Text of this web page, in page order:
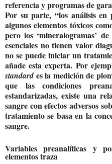
referencia y programas de
Por su parte, “los análisis en
algunos elementos tóxicos
pero los ‘mineralogramas’
esenciales no tienen valor
no se puede iniciar un
añade esta experta. Por
standardes la medición de
que las condiciones
estandarizadas, existe una
sangre con efectos adversos
tratamiento se basa en la
sangre.
Variables preanalíticas y
elementos traza